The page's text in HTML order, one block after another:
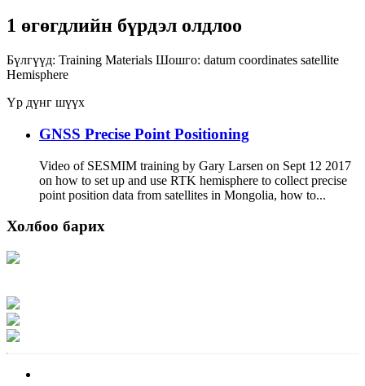
1 өгөгдлийн бүрдэл олдлоо
Бүлгүүд: Training Materials Шошго: datum coordinates satellite
Hemisphere
Үр дүнг шүүх
GNSS Precise Point Positioning
Video of SESMIM training by Gary Larsen on Sept 12 2017
on how to set up and use RTK hemisphere to collect precise
point position data from satellites in Mongolia, how to...
Холбоо барих